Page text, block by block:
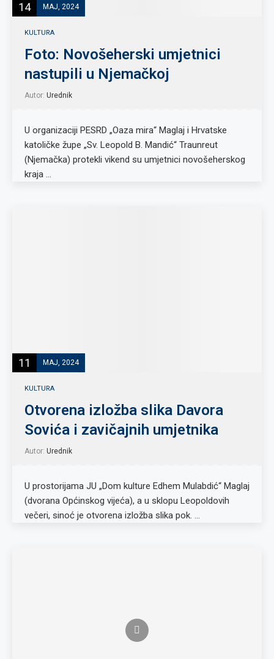
14 MAJ, 2024
KULTURA
Foto: Novošeherski umjetnici
nastupili u Njemačkoj
Autor: Urednik
U organizaciji PESRD „Oaza mira“ Maglaj i Hrvatske
katoličke župe „Sv. Leopold B. Mandić“ Traunreut
(Njemačka) protekli vikend su umjetnici novošeherskog
kraja …
11 MAJ, 2024
KULTURA
Otvorena izložba slika Davora
Sovića i zavičajnih umjetnika
Autor: Urednik
U prostorijama JU „Dom kulture Edhem Mulabdić“ Maglaj
(dvorana Općinskog vijeća), a u sklopu Leopoldovih
večeri, sinoć je otvorena izložba slika pok. …